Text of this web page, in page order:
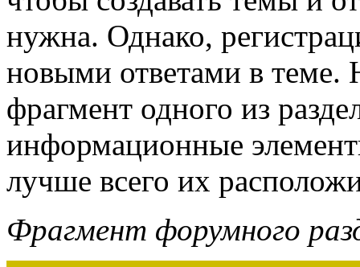
нужна. Однако,
новыми ответами в теме.
фрагмент одного из
информационные
лучше всего их
Фрагмент форумного